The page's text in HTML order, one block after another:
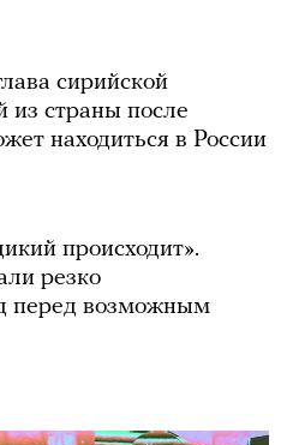
сирийской
из страны после
находиться в России
происходит».
резко
перед возможным